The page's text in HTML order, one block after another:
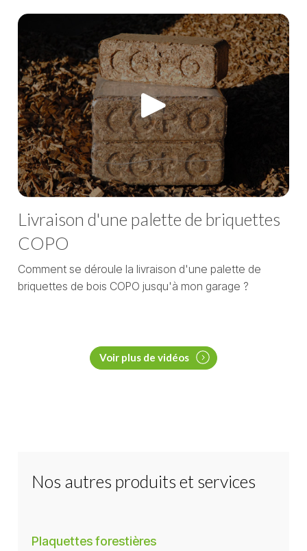
Livraison d'une palette de briquettes
COPO
Comment se déroule la livraison d'une palette de
briquettes de bois COPO jusqu'à mon garage ?
Voir plus de vidéos
Nos autres produits et services
Plaquettes forestières